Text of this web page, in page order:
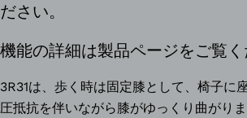
ださい。
機能の詳細は製品ページをご覧く
3R31は、歩く時は固定膝として、椅子に
圧抵抗を伴いながら膝がゆっくり曲がり